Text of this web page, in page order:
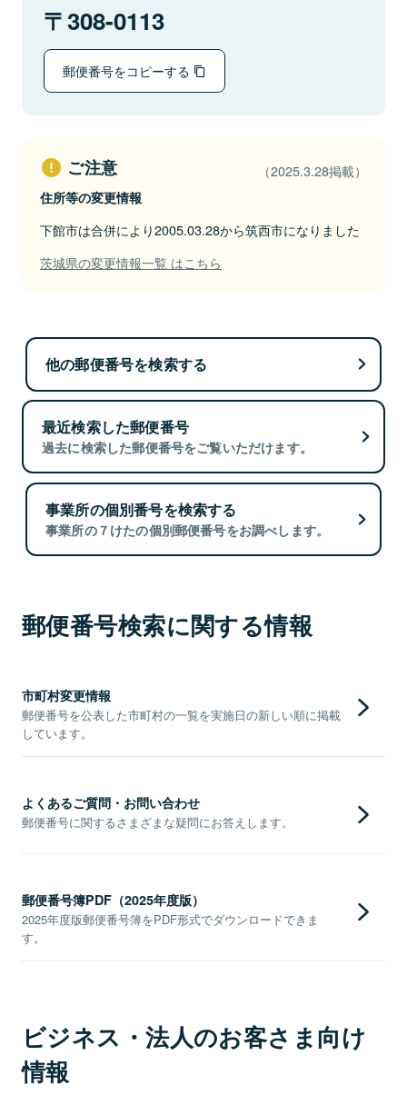
308-0113
郵便番号をコピーする
ご注意 （2025.3.28掲載）
住所等の変更情報
下館市は合併により2005.03.28から筑西市になりました
茨城県の変更情報一覧 はこちら
他の郵便番号を検索する
最近検索した郵便番号
過去に検索した郵便番号をご覧いただけます。
事業所の個別番号を検索する
事業所の７けたの個別郵便番号をお調べします。
郵便番号検索に関する情報
市町村変更情報
郵便番号を公表した市町村の一覧を実施日の新しい順に掲載
しています。
よくあるご質問・お問い合わせ
郵便番号に関するさまざまな疑問にお答えします。
郵便番号簿PDF（2025年度版）
2025年度版郵便番号簿をPDF形式でダウンロードできま
す。
ビジネス・法人のお客さま向け
情報